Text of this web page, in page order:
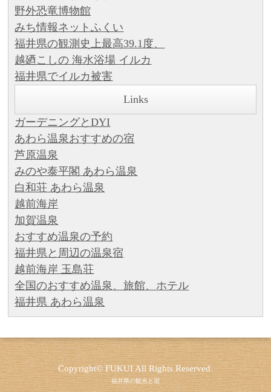
野外恐竜博物館
みち情報ネットふくい
福井県の観測史上最高39.1度、
越廼こしの 海水浴場 イルカ
福井県でイルカ被害
Links
ガーデニングとDYI
あわら温泉おすすめの宿
芦原温泉
みのや泰平閣 あわら温泉
白和荘 あわら温泉
越前海岸
加賀温泉
おすすめ温泉の予約
福井県と周辺の温泉宿
越前海岸 玉島荘
全国のおすすめ温泉、旅館、ホテル
福井県 あわら温泉
Copyright©FUKUI All Rights Reserved.
福井県の観光と宿